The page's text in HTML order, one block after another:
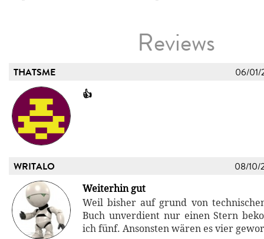
Reviews
THATSME 06/01/
👍
WRITALO 08/10/
Weiterhin gut
Weil bisher auf grund von
Buch unverdient nur einen Stern
ich fünf. Ansonsten wären es vier